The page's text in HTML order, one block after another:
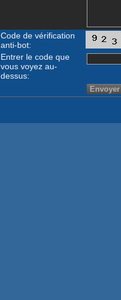
Code de vérification
anti-bot:
Entrer le code que
vous voyez au-
dessus: